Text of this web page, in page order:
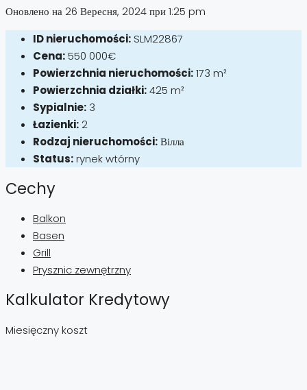
Оновлено на 26 Вересня, 2024 при 1:25 pm
ID nieruchomości: SLM22867
Cena:550 000€
Powierzchnia nieruchomości:173 m²
Powierzchnia działki:425 m²
Sypialnie: 3
Łazienki: 2
Rodzaj nieruchomości:Вілла
Status:rynek wtórny
Cechy
Balkon
Basen
Grill
Prysznic zewnętrzny
Kalkulator Kredytowy
Miesięczny koszt